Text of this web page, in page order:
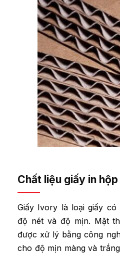
Chất liệu giấy in
Giấy Ivory là loại giấy
độ nét và độ mịn. Mặt
được xử lý bằng công
cho độ mịn màng và